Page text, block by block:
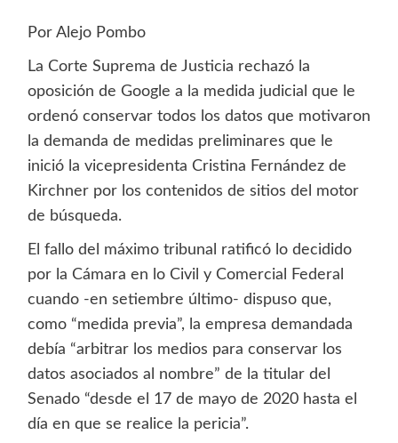
Por Alejo Pombo
La Corte Suprema de Justicia rechazó la
oposición de Google a la medida judicial que le
ordenó conservar todos los datos que motivaron
la demanda de medidas preliminares que le
inició la vicepresidenta Cristina Fernández de
Kirchner por los contenidos de sitios del motor
de búsqueda.
El fallo del máximo tribunal ratificó lo decidido
por la Cámara en lo Civil y Comercial Federal
cuando -en setiembre último- dispuso que,
como “medida previa”, la empresa demandada
debía “arbitrar los medios para conservar los
datos asociados al nombre” de la titular del
Senado “desde el 17 de mayo de 2020 hasta el
día en que se realice la pericia”.